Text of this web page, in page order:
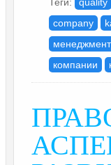
company
компании